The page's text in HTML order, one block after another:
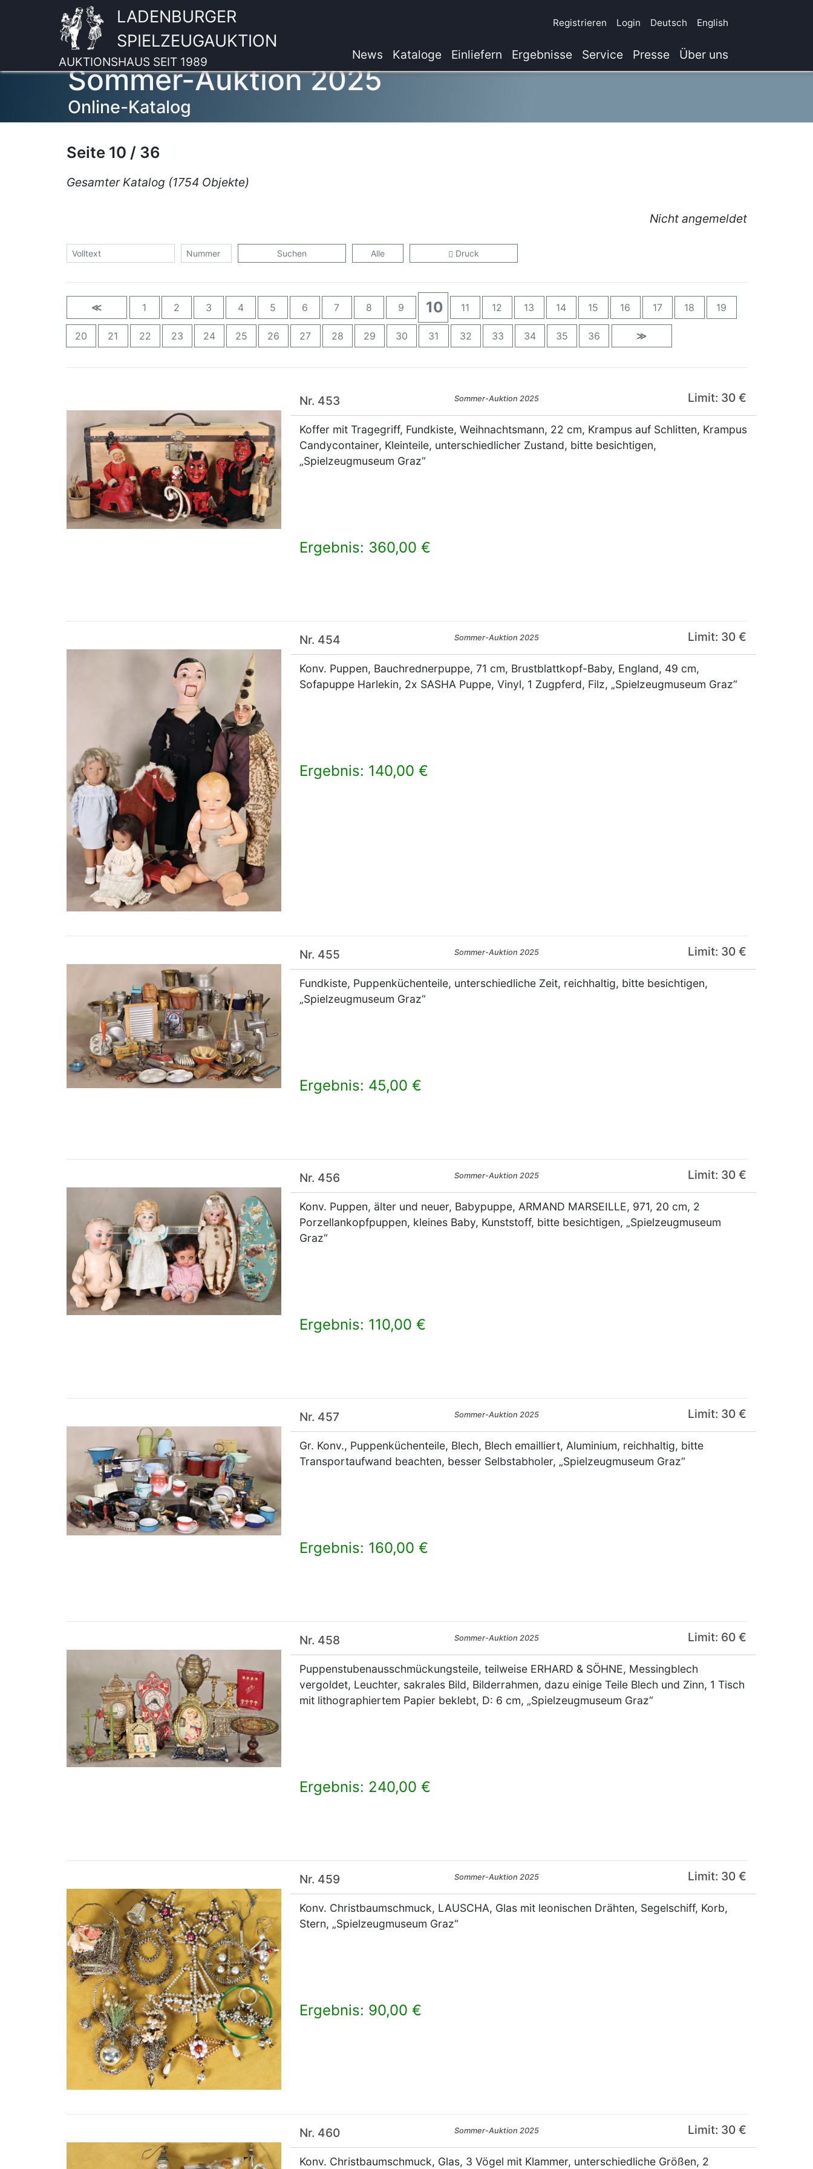
LADENBURGER
SPIELZEUGAUKTION
AUKTIONSHAUS SEIT 1989
Registrieren Login Deutsch English
News Kataloge Einliefern Ergebnisse Service Presse Über uns
Sommer-Auktion 2025
Online-Katalog
Seite 10 / 36
Gesamter Katalog (1754 Objekte)
Nicht angemeldet
Suchen Alle Druck
≪ 1 2 3 4 5 6 7 8 9 10 11 12 13 14 15 16 17 18 19
20 21 22 23 24 25 26 27 28 29 30 31 32 33 34 35 36 ≫
Nr. 453 Sommer-Auktion 2025 Limit: 30 €
Koffer mit Tragegriff, Fundkiste, Weihnachtsmann, 22 cm, Krampus auf Schlitten, Krampus
Candycontainer, Kleinteile, unterschiedlicher Zustand, bitte besichtigen,
„Spielzeugmuseum Graz“
Ergebnis: 360,00 €
Nr. 454 Sommer-Auktion 2025 Limit: 30 €
Konv. Puppen, Bauchrednerpuppe, 71 cm, Brustblattkopf-Baby, England, 49 cm,
Sofapuppe Harlekin, 2x SASHA Puppe, Vinyl, 1 Zugpferd, Filz, „Spielzeugmuseum Graz“
Ergebnis: 140,00 €
Nr. 455 Sommer-Auktion 2025 Limit: 30 €
Fundkiste, Puppenküchenteile, unterschiedliche Zeit, reichhaltig, bitte besichtigen,
„Spielzeugmuseum Graz“
Ergebnis: 45,00 €
Nr. 456 Sommer-Auktion 2025 Limit: 30 €
Konv. Puppen, älter und neuer, Babypuppe, ARMAND MARSEILLE, 971, 20 cm, 2
Porzellankopfpuppen, kleines Baby, Kunststoff, bitte besichtigen, „Spielzeugmuseum
Graz“
Ergebnis: 110,00 €
Nr. 457 Sommer-Auktion 2025 Limit: 30 €
Gr. Konv., Puppenküchenteile, Blech, Blech emailliert, Aluminium, reichhaltig, bitte
Transportaufwand beachten, besser Selbstabholer, „Spielzeugmuseum Graz“
Ergebnis: 160,00 €
Nr. 458 Sommer-Auktion 2025 Limit: 60 €
Puppenstubenausschmückungsteile, teilweise ERHARD & SÖHNE, Messingblech
vergoldet, Leuchter, sakrales Bild, Bilderrahmen, dazu einige Teile Blech und Zinn, 1 Tisch
mit lithographiertem Papier beklebt, D: 6 cm, „Spielzeugmuseum Graz“
Ergebnis: 240,00 €
Nr. 459 Sommer-Auktion 2025 Limit: 30 €
Konv. Christbaumschmuck, LAUSCHA, Glas mit leonischen Drähten, Segelschiff, Korb,
Stern, „Spielzeugmuseum Graz“
Ergebnis: 90,00 €
Nr. 460 Sommer-Auktion 2025 Limit: 30 €
Konv. Christbaumschmuck, Glas, 3 Vögel mit Klammer, unterschiedliche Größen, 2